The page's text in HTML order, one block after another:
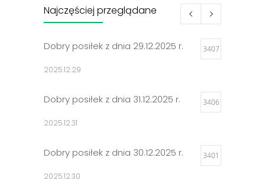
Najczęściej przeglądane
Dobry posiłek z dnia 29.12.2025 r. 3407
2025.12.29
Dobry posiłek z dnia 31.12.2025 r. 3406
2025.12.31
Dobry posiłek z dnia 30.12.2025 r. 3401
2025.12.30